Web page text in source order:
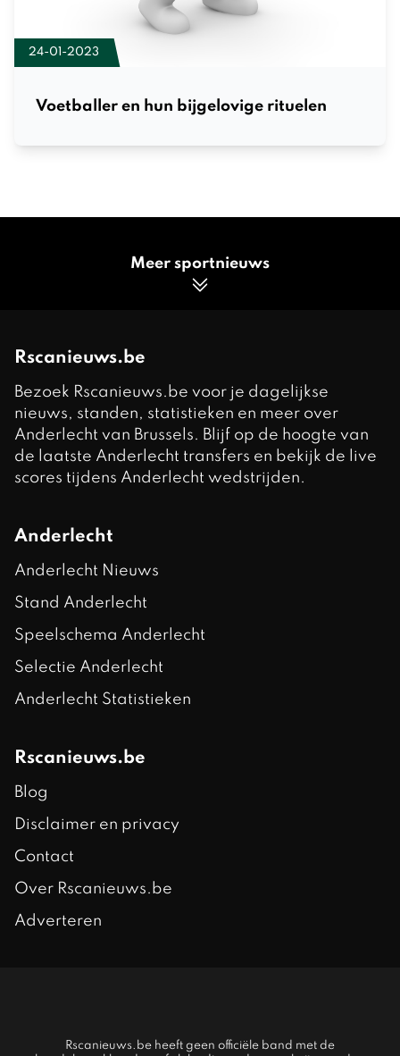
24-01-2023
Voetballer en hun bijgelovige rituelen
Meer sportnieuws
Rscanieuws.be
Bezoek Rscanieuws.be voor je dagelijkse
nieuws, standen, statistieken en meer over
Anderlecht van Brussels. Blijf op de hoogte van
de laatste Anderlecht transfers en bekijk de live
scores tijdens Anderlecht wedstrijden.
Anderlecht
Anderlecht Nieuws
Stand Anderlecht
Speelschema Anderlecht
Selectie Anderlecht
Anderlecht Statistieken
Rscanieuws.be
Blog
Disclaimer en privacy
Contact
Over Rscanieuws.be
Adverteren
Rscanieuws.be heeft geen officiële band met de